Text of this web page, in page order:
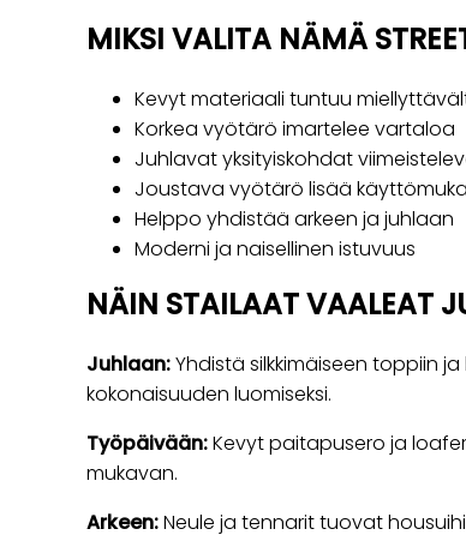
MIKSI VALITA NÄMÄ
Kevyt materiaali tuntuu
Korkea vyötärö imartelee vartaloa
Juhlavat yksityiskohdat
Joustava vyötärö lisää
Helppo yhdistää arkeen ja juhlaan
Moderni ja naisellinen istuvuus
NÄIN STAILAAT VAALEAT
Juhlaan:Yhdistä silkkimäiseen toppiin
kokonaisuuden luomiseksi.
Työpäivään:Kevyt paitapusero ja
mukavan.
Arkeen:Neule ja tennarit tuovat